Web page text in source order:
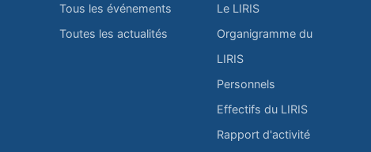
Tous les événements
Toutes les actualités
Le LIRIS
Organigramme du
LIRIS
Personnels
Effectifs du LIRIS
Rapport d'activité